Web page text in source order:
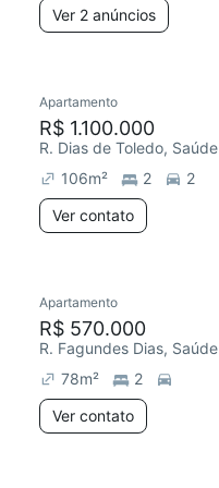
Ver 2 anúncios
Apartamento
R$ 1.100.000
R. Dias de Toledo, Saúde
106m² 2
2
Ver contato
Apartamento
R$ 570.000
R. Fagundes Dias, Saúde
78m²
2
Ver contato